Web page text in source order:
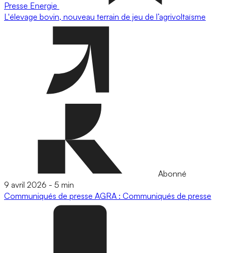
Presse Energie
L'élevage bovin, nouveau terrain de jeu de l’agrivoltaïsme
Abonné
9 avril 2026 - 5 min
Communiqués de presse AGRA : Communiqués de presse